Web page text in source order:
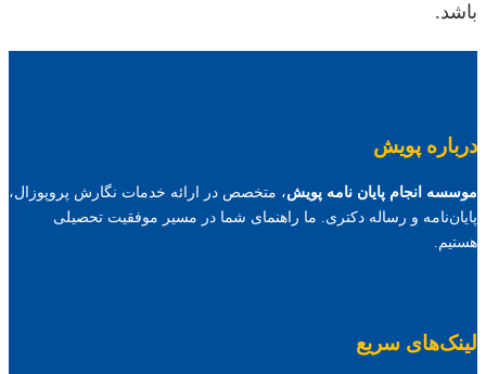
باشد.
درباره پویش
موسسه انجام پایان نامه پویش، متخصص در ارائه خدمات نگارش پروپوزال،
پایان‌نامه و رساله دکتری. ما راهنمای شما در مسیر موفقیت تحصیلی
هستیم.
لینک‌های سریع